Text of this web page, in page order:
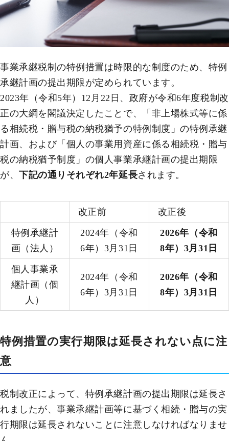
事業承継税制の特例措置は時限的な制度のため、特例
承継計画の提出期限が定められています。
2023年（令和5年）12月22日、政府が令和6年度税制改
正の大綱を閣議決定したことで、「非上場株式等に係
る相続税・贈与税の納税猶予の特例制度」の特例承継
計画、および「個人の事業用資産に係る相続税・贈与
税の納税猶予制度」の個人事業承継計画の提出期限
が、下記の通りそれぞれ2年延長されます。
改正前 改正後
特例承継計
画（法人）
2024年（令和
6年）3月31日
2026年（令和
8年）3月31日
個人事業承
継計画（個
人）
2024年（令和
6年）3月31日
2026年（令和
8年）3月31日
特例措置の実行期限は延長されない点に注
意
税制改正によって、特例承継計画の提出期限は延長さ
れましたが、事業承継計画等に基づく相続・贈与の実
行期限は延長されないことに注意しなければなりませ